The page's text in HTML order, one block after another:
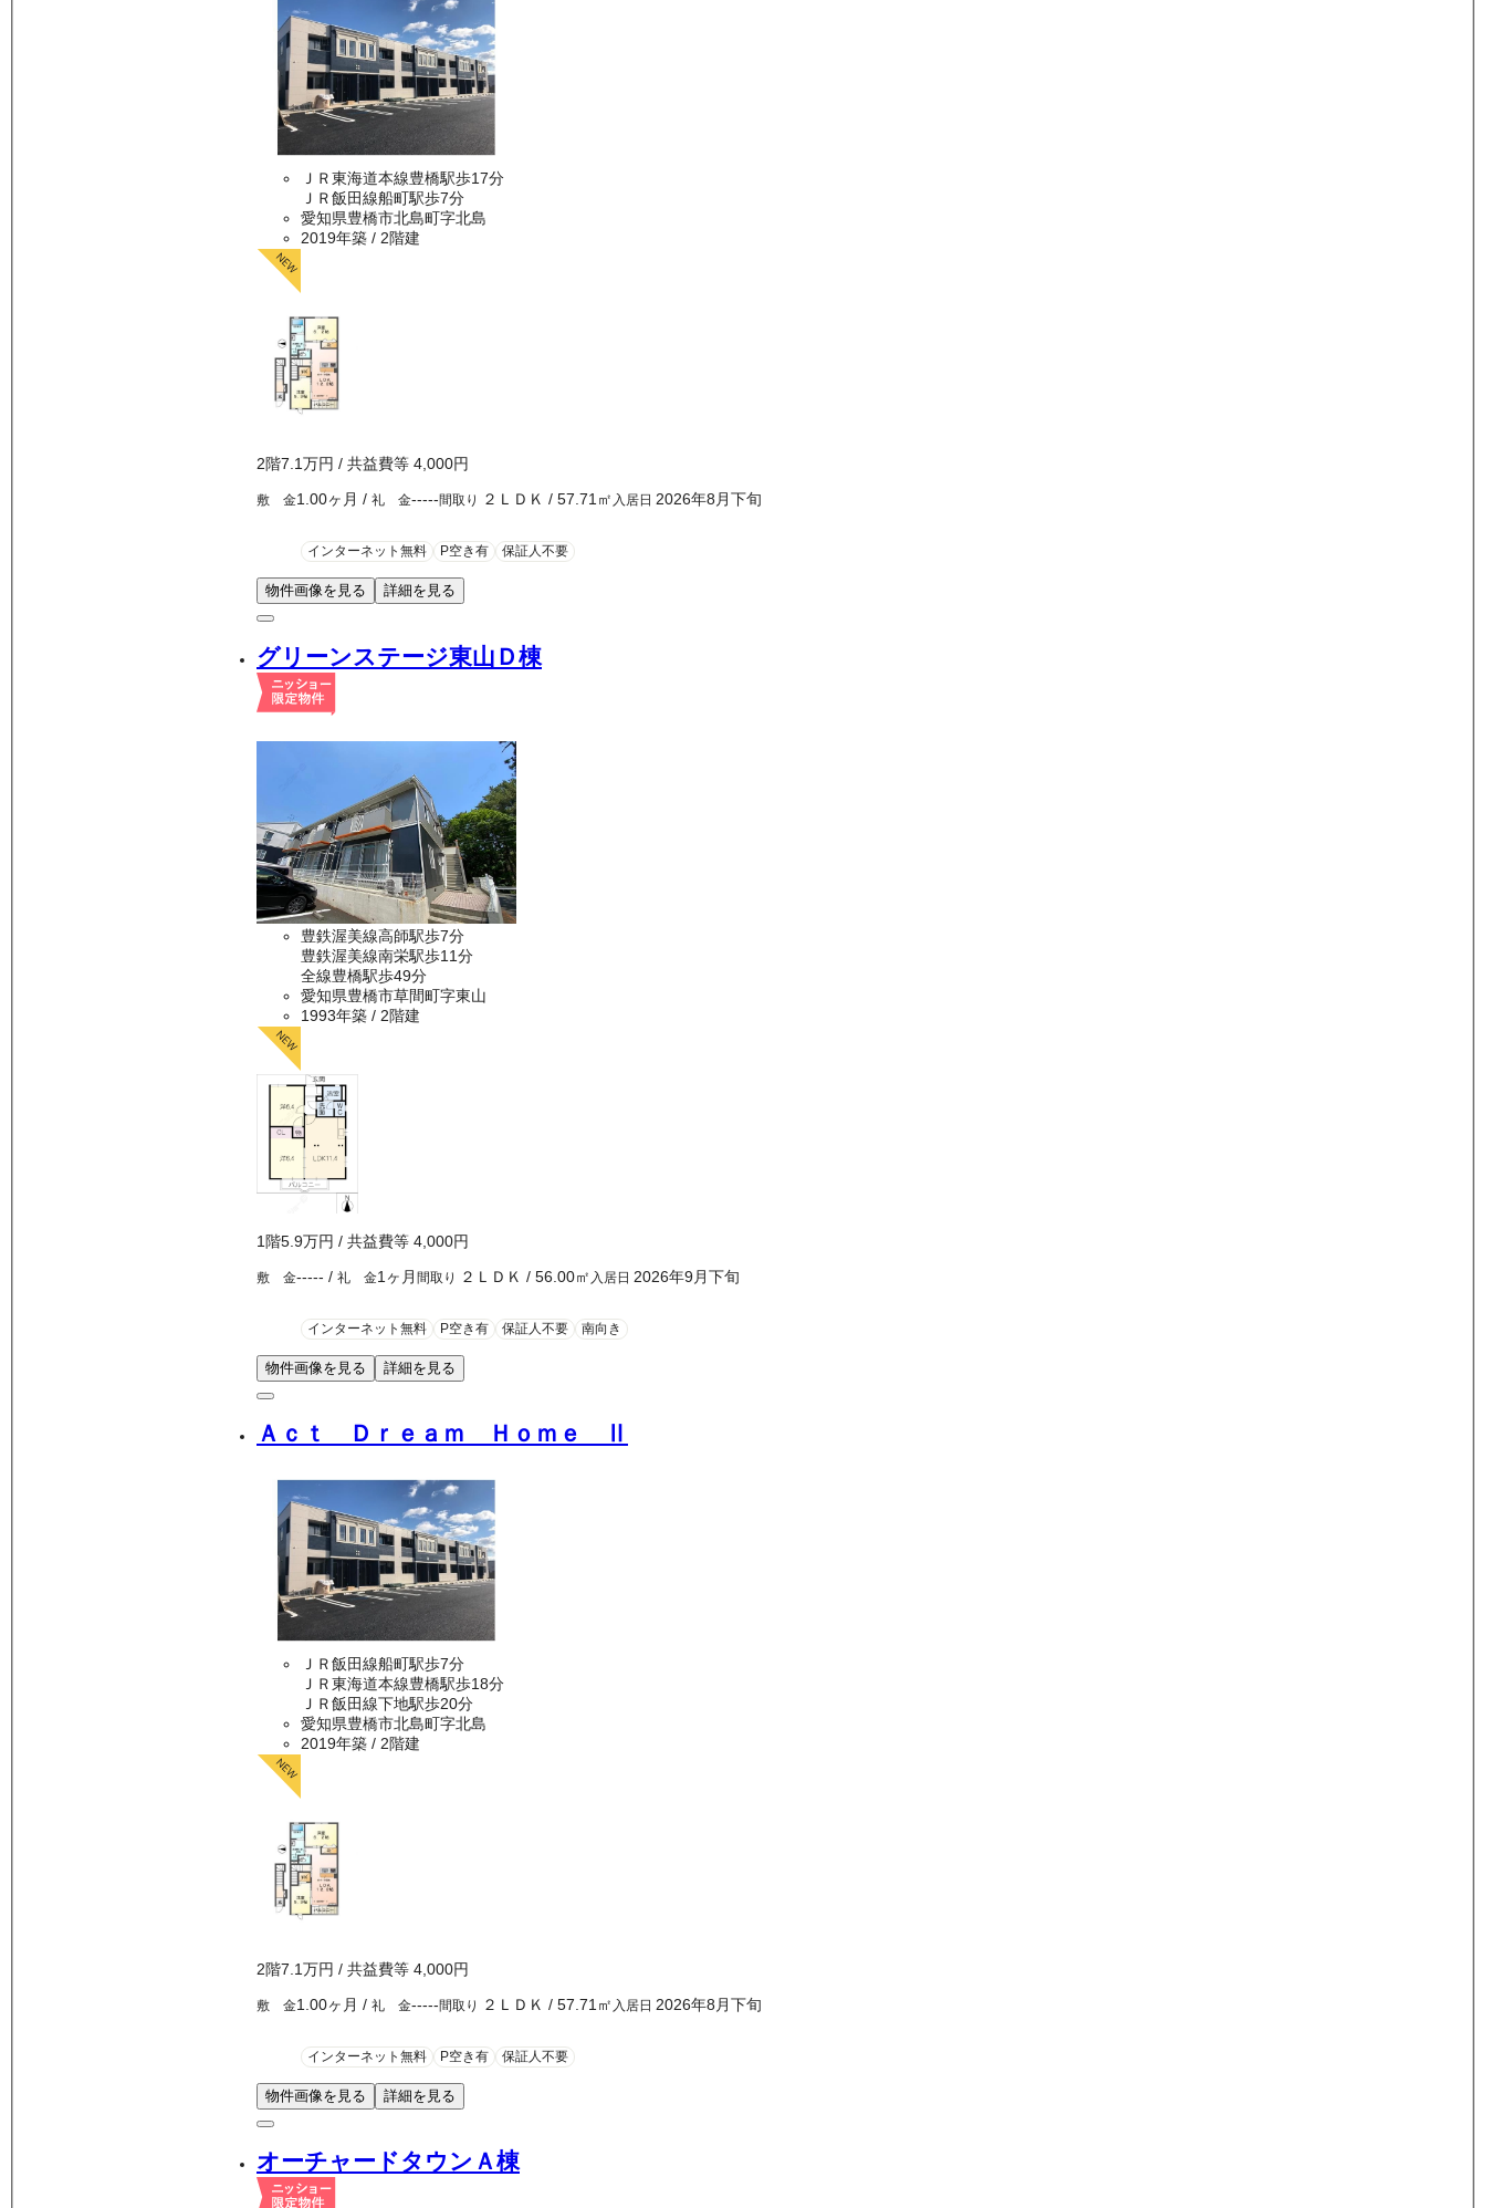
ＪＲ東海道本線豊橋駅歩17分
ＪＲ飯田線船町駅歩7分
愛知県豊橋市北島町字北島
2019年築 / 2階建
2階7.1万円 / 共益費等 4,000円
敷 金1.00ヶ月 / 礼 金-----間取り ２ＬＤＫ / 57.71㎡ 入居日 2026年8月下旬
インターネット無料 P空き有 保証人不要
物件画像を見る 詳細を見る
グリーンステージ東山Ｄ棟
豊鉄渥美線高師駅歩7分
豊鉄渥美線南栄駅歩11分
全線豊橋駅歩49分
愛知県豊橋市草間町字東山
1993年築 / 2階建
1 階5.9万円 / 共益費等 4,000円
敷 金----- / 礼 金1ヶ月 間取り ２ＬＤＫ / 56.00㎡ 入居日 2026年9月下旬
インターネット無料 P空き有 保証人不要 南向き
物件画像を見る 詳細を見る
Ａｃｔ Ｄｒｅａｍ Ｈｏｍｅ Ⅱ
ＪＲ飯田線船町駅歩7分
ＪＲ東海道本線豊橋駅歩18分
ＪＲ飯田線下地駅歩20分
愛知県豊橋市北島町字北島
2019年築 / 2階建
2階7.1万円 / 共益費等 4,000円
敷 金1.00ヶ月 / 礼 金-----間取り ２ＬＤＫ / 57.71 ㎡ 入居日 2026年8月下旬
インターネット無料 P空き有 保証人不要
物件画像を見る 詳細を見る
オーチャードタウンＡ棟